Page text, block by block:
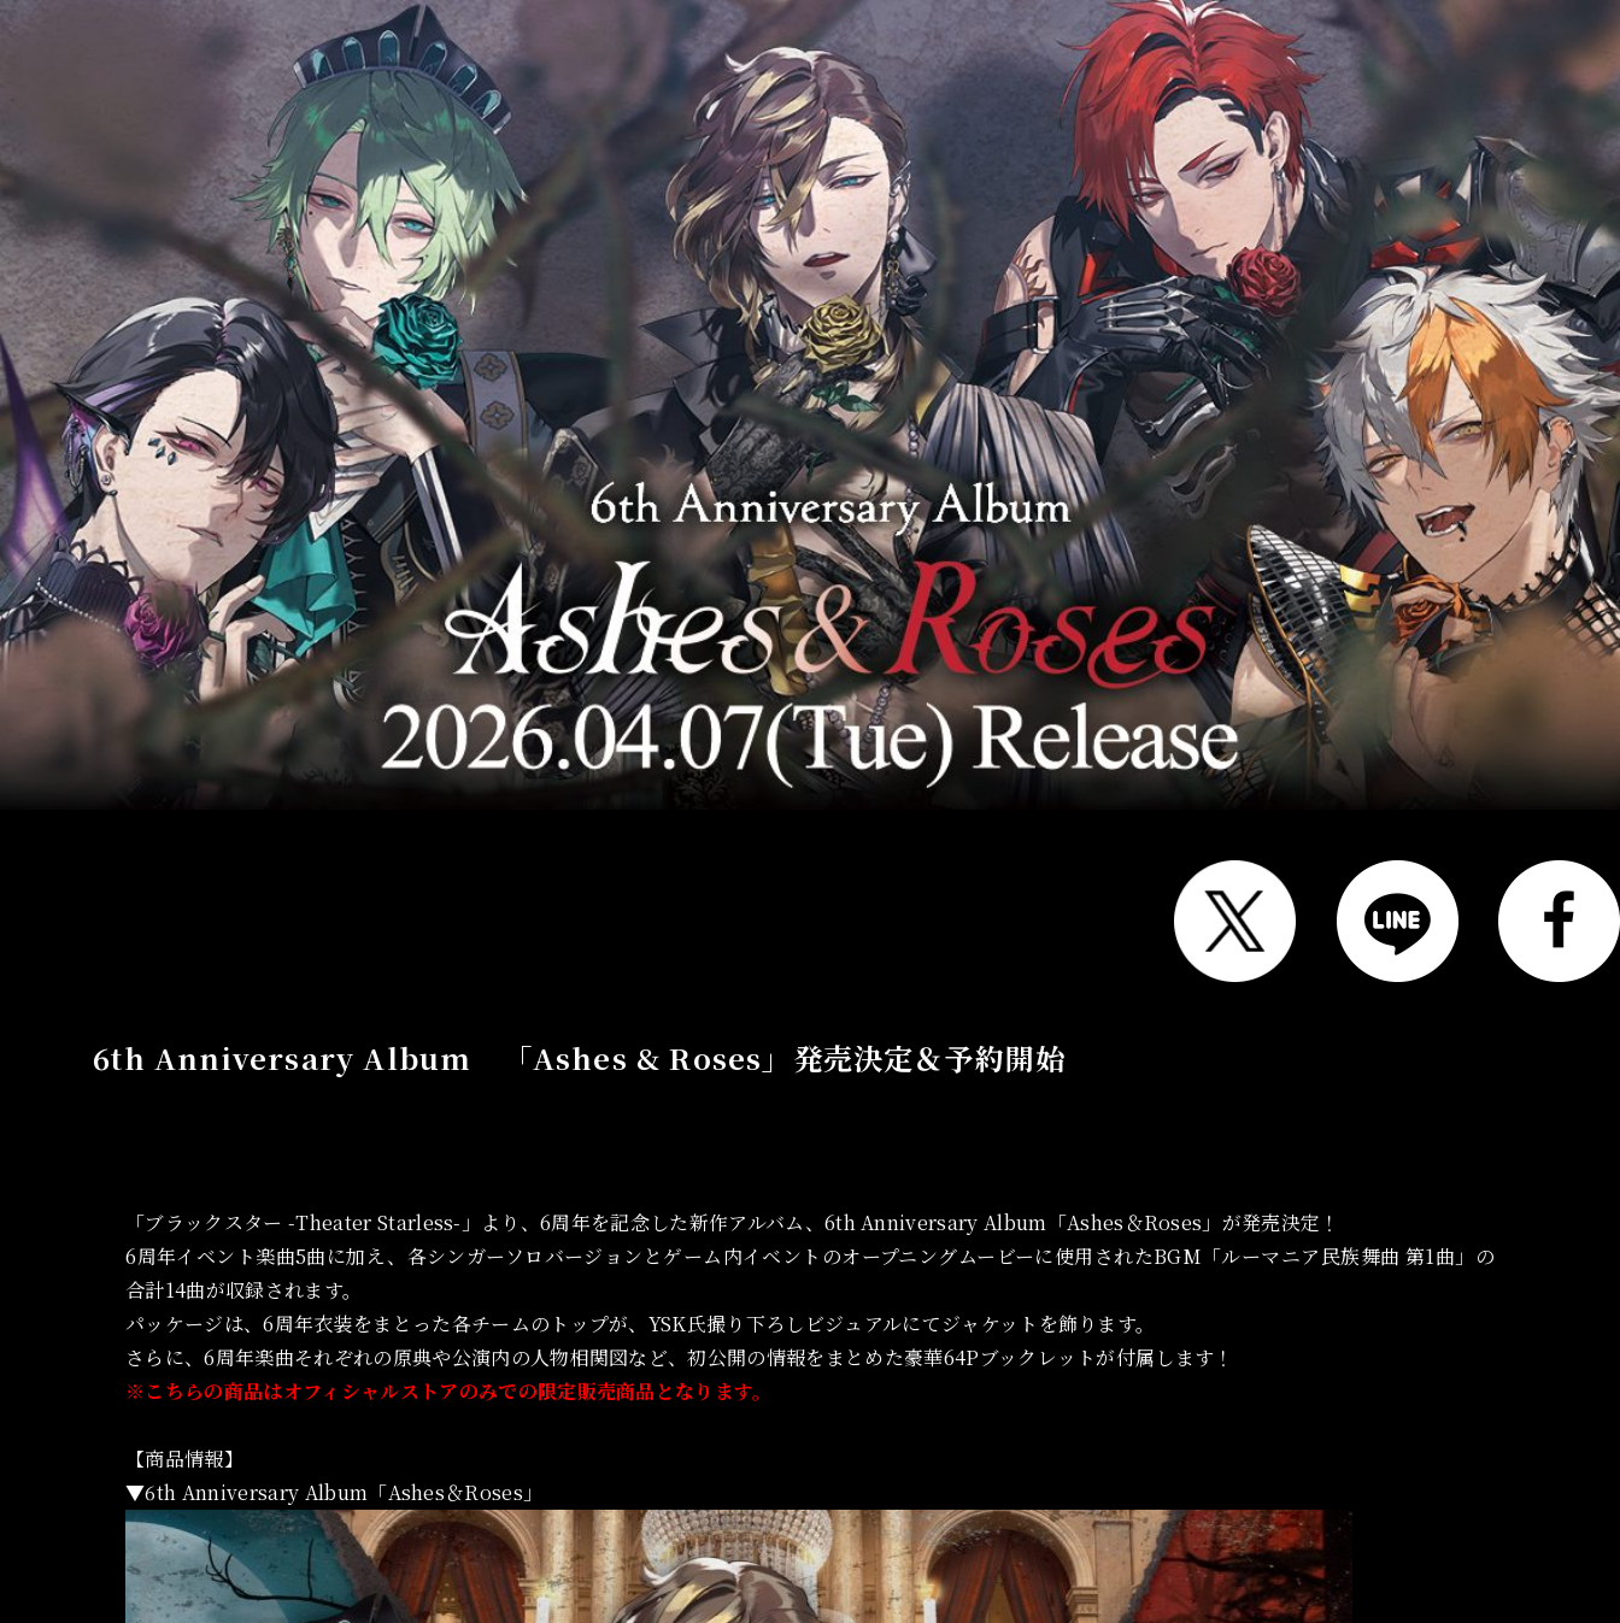
6th Anniversary Album 「Ashes & Roses」発売決定＆予約開始
「ブラックスター -Theater Starless-」より、6周年を記念した新作アルバム、6th Anniversary Album「Ashes＆Roses」が発売決定！
6周年イベント楽曲5曲に加え、各シンガーソロバージョンとゲーム内イベントのオープニングムービーに使用されたBGM「ルーマニア民族舞曲 第1曲」の
合計14曲が収録されます。
パッケージは、6周年衣装をまとった各チームのトップが、YSK氏撮り下ろしビジュアルにてジャケットを飾ります。
さらに、6周年楽曲それぞれの原典や公演内の人物相関図など、初公開の情報をまとめた豪華64Pブックレットが付属します！
※こちらの商品はオフィシャルストアのみでの限定販売商品となります。
【商品情報】
▼6th Anniversary Album「Ashes＆Roses」